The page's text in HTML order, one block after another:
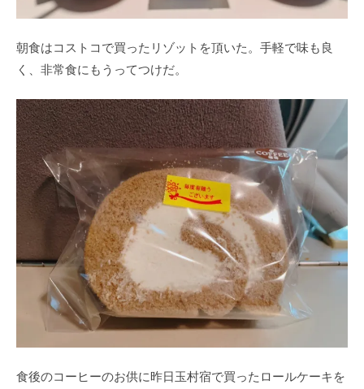
朝食はコストコで買ったリゾットを頂いた。手軽で味も良
く、非常食にもうってつけだ。
食後のコーヒーのお供に昨日玉村宿で買ったロールケーキを